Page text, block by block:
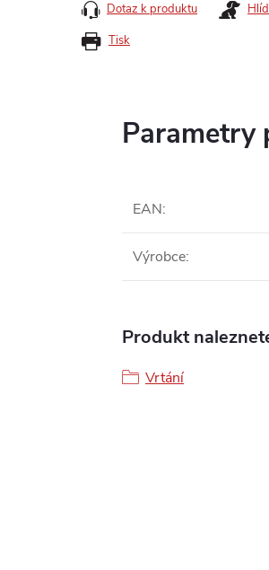
Tisk
Dotaz k produktu
Parametry
EAN:
Výrobce:
Produkt
Vrtání